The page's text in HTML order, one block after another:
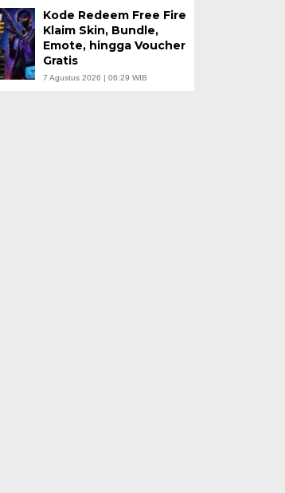
Kode Redeem Free Fire
Klaim Skin, Bundle,
Emote, hingga Voucher
Gratis
7 Agustus 2026 | 06:29 WIB